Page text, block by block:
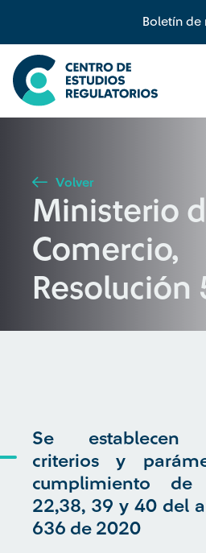
Boletín de
Búsqueda
Seleccione país
Buscar
Volver
Ministerio
Comercio,
Resolución
Se establecen
criterios y
cumplimiento
22,38, 39 y 40 del
636 de 2020